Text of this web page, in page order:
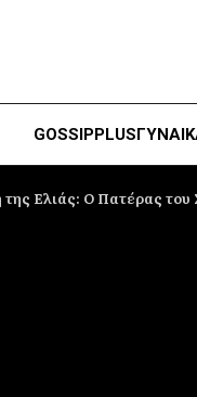
GOSSIPPLUS
της Ελιάς: Ο Πατέρας του